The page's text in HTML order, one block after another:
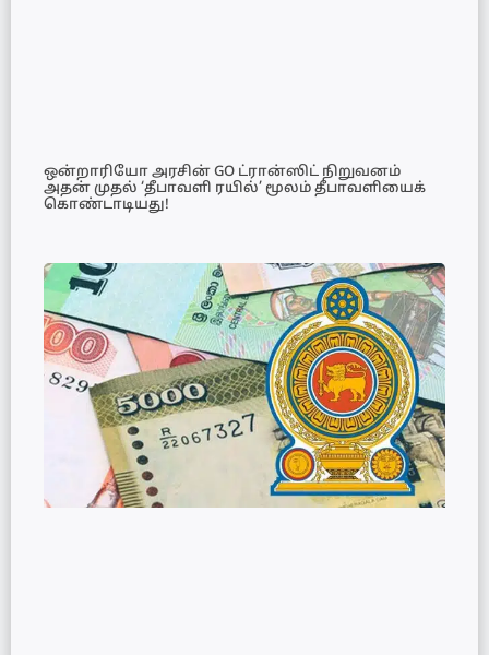
ஒன்றாரியோ அரசின் GO ட்ரான்ஸிட் நிறுவனம்
அதன் முதல் ‘தீபாவளி ரயில்’ மூலம் தீபாவளியைக்
கொண்டாடியது!